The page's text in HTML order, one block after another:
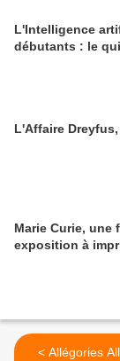
L'Intelligence
débutants : le
L'Affaire
Marie Curie, une
exposition à
< Allégories